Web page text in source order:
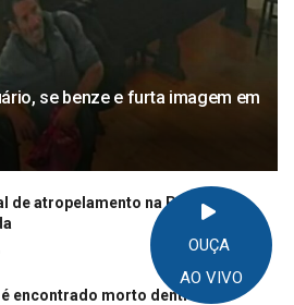
OUÇA
AO VIVO
se benze e furta imagem em
de atropelamento na PR-508 é
encontrado morto dentro de